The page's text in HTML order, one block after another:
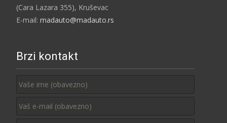
(Cara Lazara 355), Kruševac
E-mail: madauto@madauto.rs
Brzi kontakt